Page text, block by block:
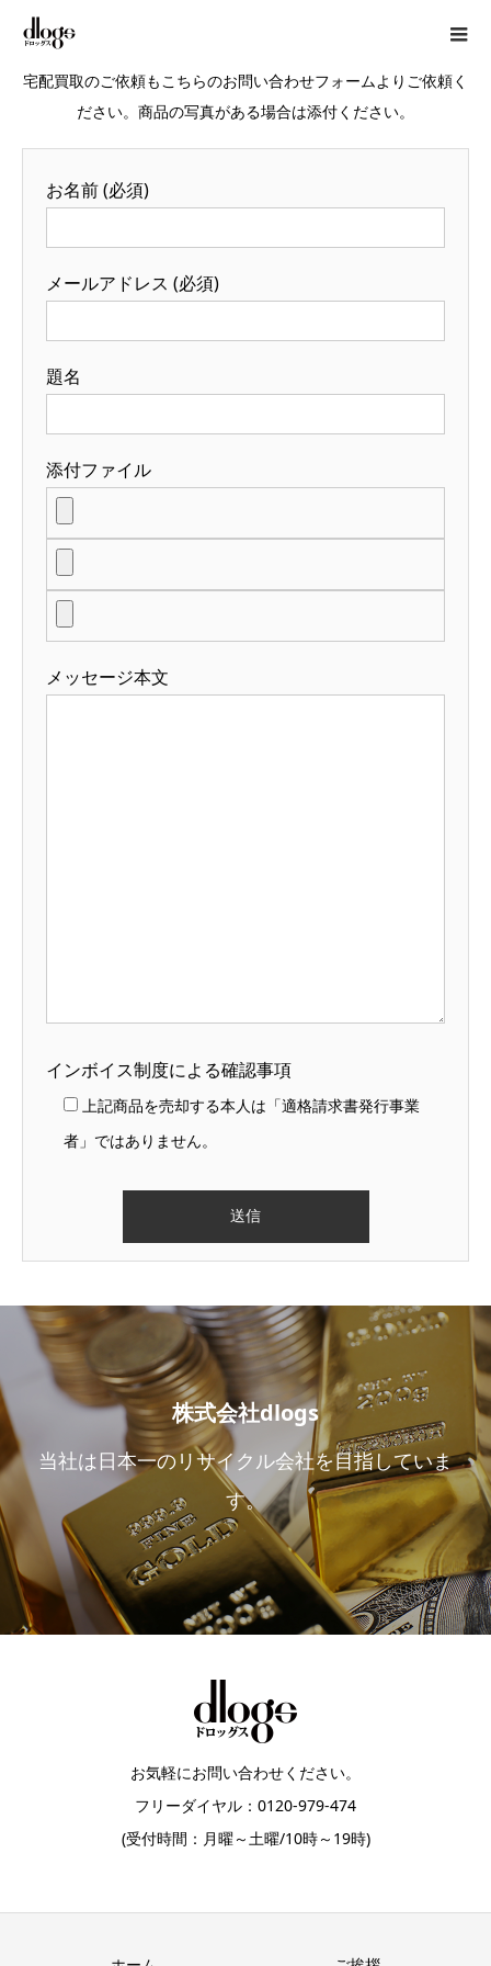
宅配買取のご依頼もこちらのお問い合わせフォームよりご依頼く
ださい。商品の写真がある場合は添付ください。
お名前 (必須)
メールアドレス (必須)
題名
添付ファイル
メッセージ本文
インボイス制度による確認事項
上記商品を売却する本人は「適格請求書発行事業
者」ではありません。
株式会社dlogs
当社は日本一のリサイクル会社を目指していま
す。
お気軽にお問い合わせください。
フリーダイヤル：0120-979-474
(受付時間：月曜～土曜/10時～19時)